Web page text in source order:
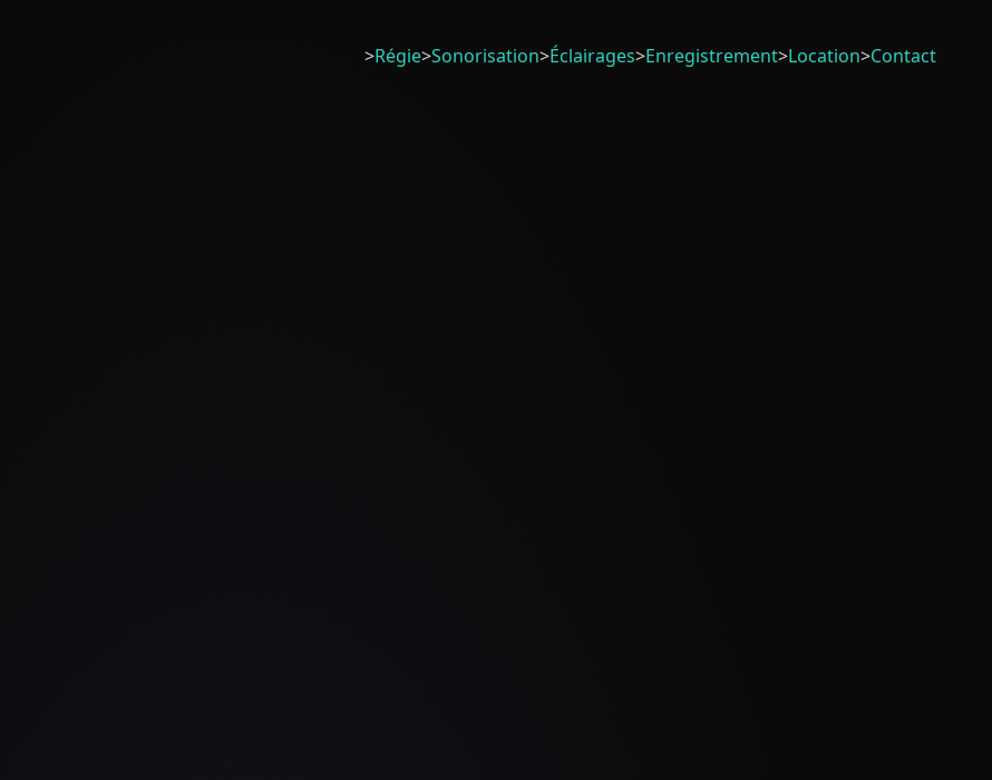
>Régie>Sonorisation>Éclairages>Enregistrement>Location>Contact